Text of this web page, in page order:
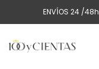
ENVÍOS 24 /48h